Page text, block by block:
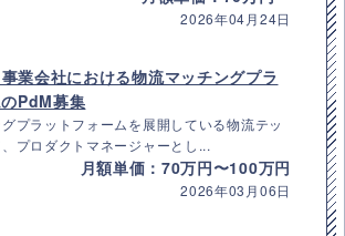
2026年04月24日
業会社における物流マッチングプラ
PdM募集
グプラットフォームを展開している物流テッ
プロダクトマネージャーとし...
月額単価：70万円〜100万円
2026年03月06日